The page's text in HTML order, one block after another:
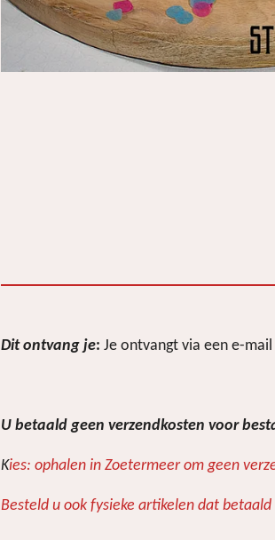
Dit ontvang je: Je ontvangt via een e-
U betaald geen verzendkosten voor
Kies: ophalen in Zoetermeer om geen
Besteld u ook fysieke artikelen dat